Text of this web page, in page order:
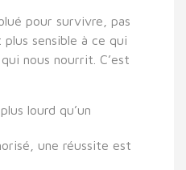
pour survivre, pas
sensible à ce qui
nous nourrit. C’est
lourd qu’un
une réussite est